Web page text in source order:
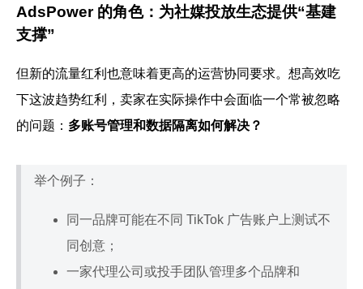
AdsPower 的角色：为社媒投放生态提供“基建
支撑”
但新的流量红利也意味着更高的运营协同要求。想高效吃
下这波趋势红利，卖家在实际操作中会面临一个常被忽略
的问题： 多账号管理和数据隔离如何解决？
举个例子：
同一品牌可能在不同 TikTok 广告账户上测试不
同创意；
一家代理公司或投手团队管理多个品牌和